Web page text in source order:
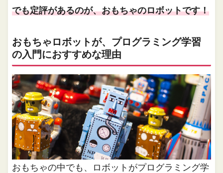
でも定評があるのが、おもちゃのロボットです！
おもちゃロボットが、プログラミング学習
の入門におすすめな理由
おもちゃの中でも、ロボットがプログラミング学